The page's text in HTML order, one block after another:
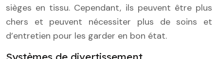
sièges en tissu. Cependant, ils peuvent être plus
chers et peuvent nécessiter plus de soins et
d’entretien pour les garder en bon état.
Systèmes de divertissement